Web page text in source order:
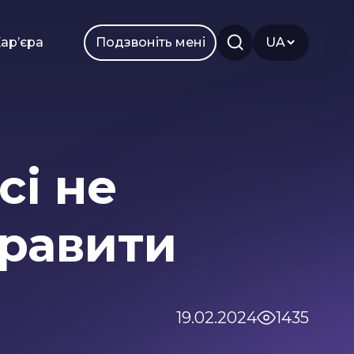
Подзвоніть мені UA
не
19.02.2024 1435